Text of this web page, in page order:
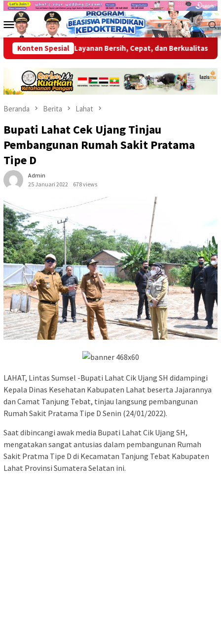
Loncat
kontenMenu
Mobile
Konten Spesial
Berikan Layanan Bersih, Cepat, dan Berkualitas
Beranda Berita Lahat
Bupati Lahat Cek Ujang Tinjau
Pembangunan Rumah Sakit Pratama
Tipe D
Admin
25 Januari 2022
678 views
LAHAT, Lintas Sumsel -Bupati Lahat Cik Ujang SH didampingi
Kepala Dinas Kesehatan Kabupaten Lahat beserta Jajarannya
dan Camat Tanjung Tebat, tinjau langsung pembangunan
Rumah Sakit Pratama Tipe D Senin (24/01/2022).
Saat dibincangi awak media Bupati Lahat Cik Ujang SH,
mengatakan sangat antusias dalam pembangunan Rumah
Sakit Pratma Tipe D di Kecamatan Tanjung Tebat Kabupaten
Lahat Provinsi Sumatera Selatan ini.